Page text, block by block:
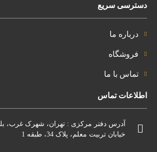
دسترسی سریع
درباره ما
فروشگاه
تماس با ما
اطلاعات تماس
آدرس دفتر مرکزی : تهران، شهرک غرب،
خیابان تربیت معلم، پلاک 34، طبقه 1